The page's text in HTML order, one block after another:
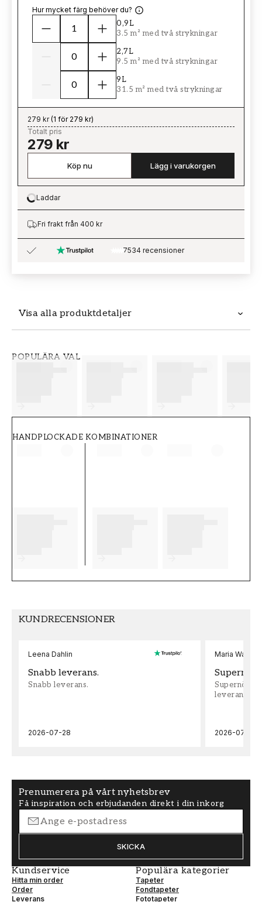
Visa alla produktdetaljer
POPULÄRA VAL
HANDPLOCKADE KOMBINATIONER
Hur mycket färg behöver du?
0,9L
3.5 m² med två strykningar
2,7L
9.5 m² med två strykningar
9L
31.5 m² med två strykningar
279 kr(1 för 279 kr)
Totalt pris
279 kr
Köp nu Lägg i varukorgen
Loading…
Laddar
Fri frakt från 400 kr
7534 recensioner
KUNDRECENSIONER
Leena Dahlin
Snabb leverans.
Snabb leverans.
2026-07-28
Maria
leveran,
2026-07-22
Prenumerera på vårt nyhetsbrev
Få inspiration och erbjudanden direkt i din inkorg
SKICKA
Kundservice
Hitta min order
Order
Leverans
Populära kategorier
Tapeter
Fondtapeter
Fototapeter